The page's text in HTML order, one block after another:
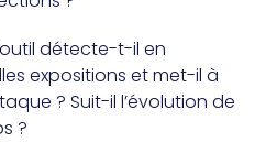
détecte-t-il en
expositions et met-il à
? Suit-il l’évolution de
?